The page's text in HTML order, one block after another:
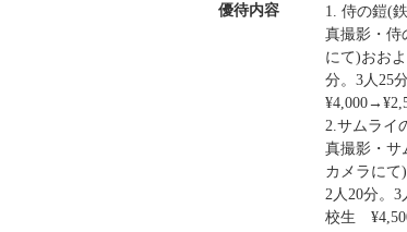
優待内容
1. 侍の鎧(
真撮影・侍
にて)おお
分。3人
2.サムライ
真撮影・サ
カメラにて
2人20分。
校生